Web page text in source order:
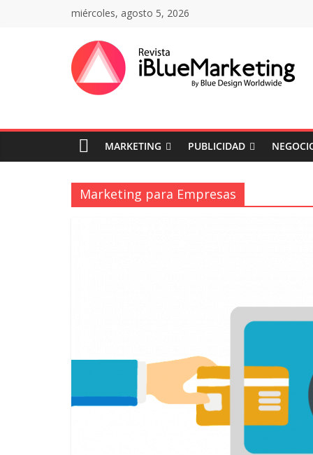
miércoles, agosto 5, 2026
Revista
iBlue
Marketing
Colombia
Marketing
en
Colombia
MARKETING PUBLICIDAD
Marketing para Empresas